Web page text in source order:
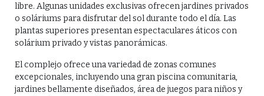
libre. Algunas unidades exclusivas ofrecen jardines privados
o soláriums para disfrutar del sol durante todo el día. Las
plantas superiores presentan espectaculares áticos con
solárium privado y vistas panorámicas.
El complejo ofrece una variedad de zonas comunes
excepcionales, incluyendo una gran piscina comunitaria,
jardines bellamente diseñados, área de juegos para niños y